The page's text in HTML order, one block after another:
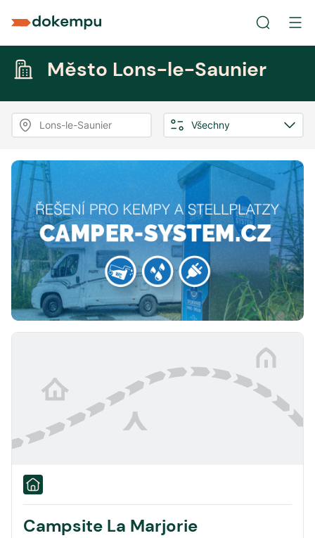
Město Lons-le-Saunier
Lons-le-Saunier Všechny
Campsite La Marjorie